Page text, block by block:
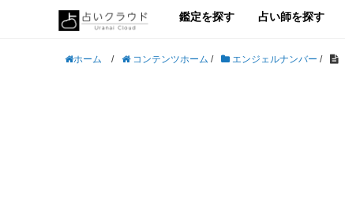
鑑定を探す 占い師を探す
ホーム / コンテンツホーム / エンジェルナンバー /